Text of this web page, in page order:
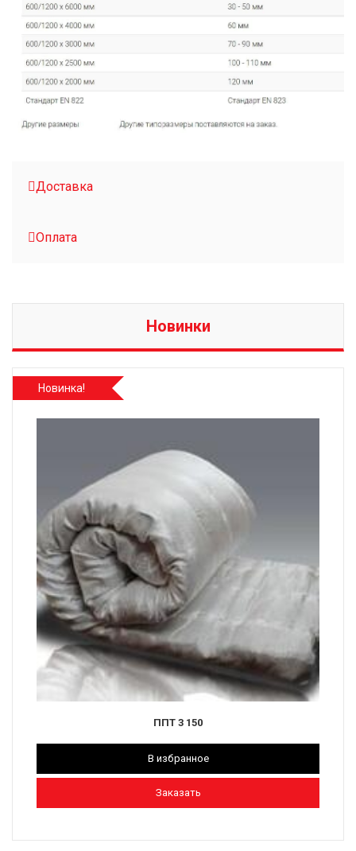
Доставка
Оплата
Новинки
Новинка!
ППТ 3 150
В избранное
Заказать